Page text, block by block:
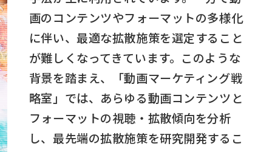
画のコンテンツやフォーマットの多様化
に伴い、最適な拡散施策を選定すること
が難しくなってきています。このような
背景を踏まえ、「動画マーケティング戦
略室」では、あらゆる動画コンテンツと
フォーマットの視聴・拡散傾向を分析
し、最先端の拡散施策を研究開発するこ